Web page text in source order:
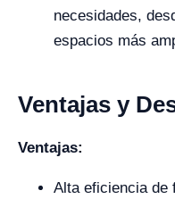
necesidades,
espacios más
Ventajas y
Ventajas:
Alta eficiencia de